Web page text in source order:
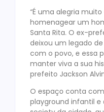
“É uma alegria
homenagear um
Santa Rita. O ex-
deixou um legado
com o povo, e essa
manter viva a sua
prefeito Jackson
O espaço conta
playground infantil e